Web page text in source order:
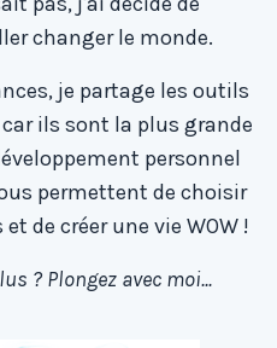
changer le monde.
je partage les outils
ils sont la plus grande
personnel
permettent de choisir
de créer une vie WOW !
? Plongez avec moi...